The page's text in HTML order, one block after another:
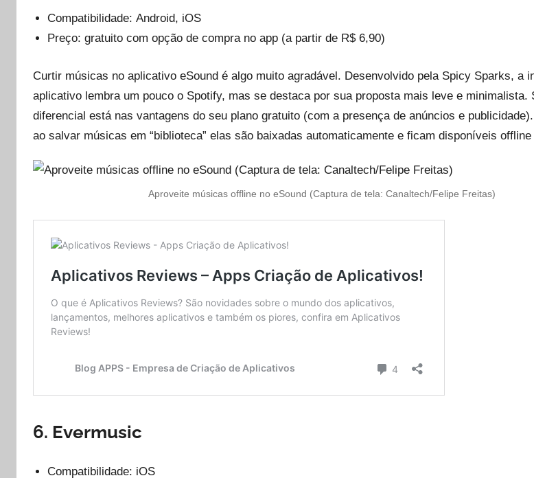
Compatibilidade: Android, iOS
Preço: gratuito com opção de compra no app (a partir de R$ 6,90)
Curtir músicas no aplicativo eSound é algo muito agradável. Desenvolvido pela Spicy Sparks, a
aplicativo lembra um pouco o Spotify, mas se destaca por sua proposta mais leve e minimalista.
diferencial está nas vantagens do seu plano gratuito (com a presença de anúncios e
ao salvar músicas em “biblioteca” elas são baixadas automaticamente e ficam disponíveis offline
Aproveite músicas offline no eSound (Captura de tela: Canaltech/Felipe Freitas)
6. Evermusic
Compatibilidade: iOS